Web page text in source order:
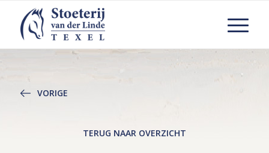
VORIGE
TERUG NAAR OVERZICHT